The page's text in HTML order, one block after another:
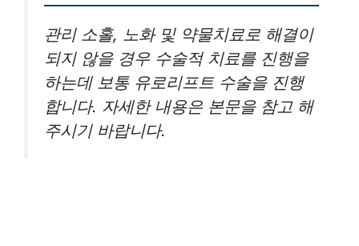
관리 소홀, 노화 및 약물치료로 해결이
되지 않을 경우 수술적 치료를 진행을
하는데 보통 유로리프트 수술을 진행
합니다. 자세한 내용은 본문을 참고 해
주시기 바랍니다.